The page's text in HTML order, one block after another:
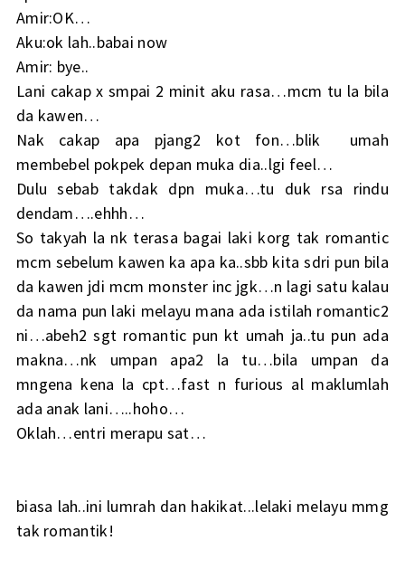
Amir:OK…
Aku:ok lah..babai now
Amir: bye..
Lani cakap x smpai 2 minit aku rasa…mcm tu la bila
da kawen…
Nak cakap apa pjang2 kot fon…blik umah
membebel pokpek depan muka dia..lgi feel…
Dulu sebab takdak dpn muka…tu duk rsa rindu
dendam….ehhh…
So takyah la nk terasa bagai laki korg tak romantic
mcm sebelum kawen ka apa ka..sbb kita sdri pun bila
da kawen jdi mcm monster inc jgk…n lagi satu kalau
da nama pun laki melayu mana ada istilah romantic2
ni…abeh2 sgt romantic pun kt umah ja..tu pun ada
makna…nk umpan apa2 la tu…bila umpan da
mngena kena la cpt…fast n furious al maklumlah
ada anak lani…..hoho…
Oklah…entri merapu sat…
biasa lah..ini lumrah dan hakikat...lelaki melayu mmg
tak romantik!